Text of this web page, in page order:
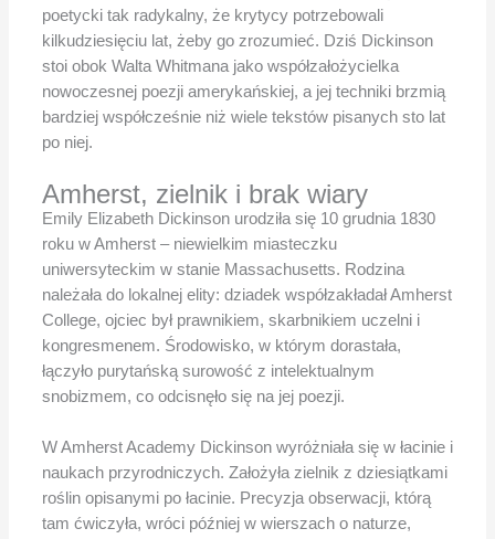
poetycki tak radykalny, że krytycy potrzebowali
kilkudziesięciu lat, żeby go zrozumieć. Dziś Dickinson
stoi obok Walta Whitmana jako współzałożycielka
nowoczesnej poezji amerykańskiej, a jej techniki brzmią
bardziej współcześnie niż wiele tekstów pisanych sto lat
po niej.
Amherst, zielnik i brak wiary
Emily Elizabeth Dickinson urodziła się 10 grudnia 1830
roku w Amherst – niewielkim miasteczku
uniwersyteckim w stanie Massachusetts. Rodzina
należała do lokalnej elity: dziadek współzakładał Amherst
College, ojciec był prawnikiem, skarbnikiem uczelni i
kongresmenem. Środowisko, w którym dorastała,
łączyło purytańską surowość z intelektualnym
snobizmem, co odcisnęło się na jej poezji.
W Amherst Academy Dickinson wyróżniała się w łacinie i
naukach przyrodniczych. Założyła zielnik z dziesiątkami
roślin opisanymi po łacinie. Precyzja obserwacji, którą
tam ćwiczyła, wróci później w wierszach o naturze,